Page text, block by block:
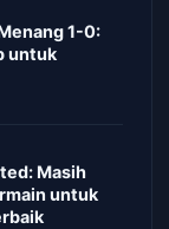
1-0:
untuk
Masih
untuk